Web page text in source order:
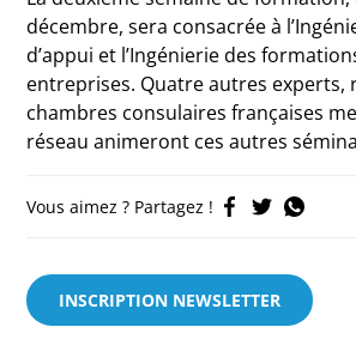
décembre, sera consacrée à
d’appui et l’Ingénierie des
entreprises. Quatre autres experts,
chambres consulaires françaises
réseau animeront ces autres
Vous aimez ? Partagez !
INSCRIPTION NEWSLETTER